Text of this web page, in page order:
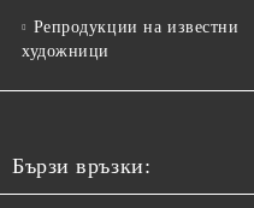
Репродукции на известни
художници
Бързи връзки: